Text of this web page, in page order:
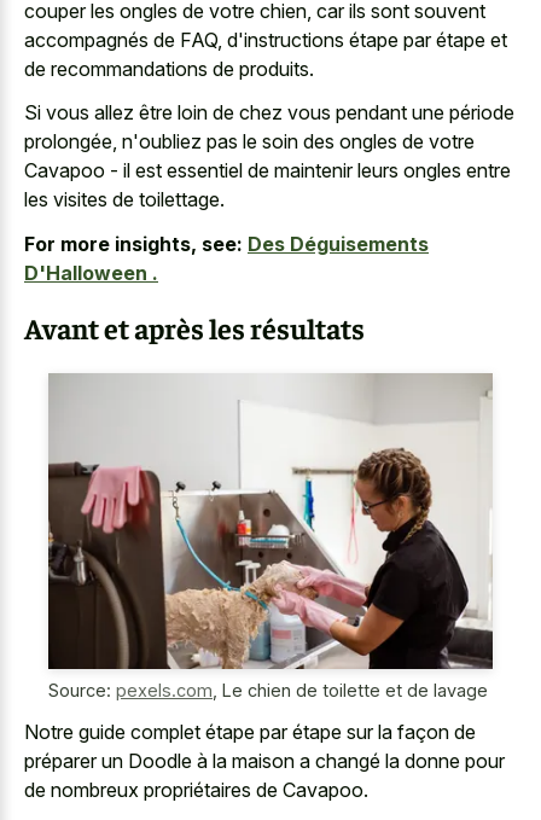
couper les ongles de votre chien, car ils sont souvent
accompagnés de FAQ, d'instructions étape par étape et
de recommandations de produits.
Si vous allez être loin de chez vous pendant une période
prolongée, n'oubliez pas le soin des ongles de votre
Cavapoo - il est essentiel de maintenir leurs ongles entre
les visites de toilettage.
For more insights, see: Des Déguisements
D'Halloween .
Avant et après les résultats
Source: pexels.com Le chien de toilette et de lavage
Notre guide complet étape par étape sur la façon de
préparer un Doodle à la maison a changé la donne pour
de nombreux propriétaires de Cavapoo.